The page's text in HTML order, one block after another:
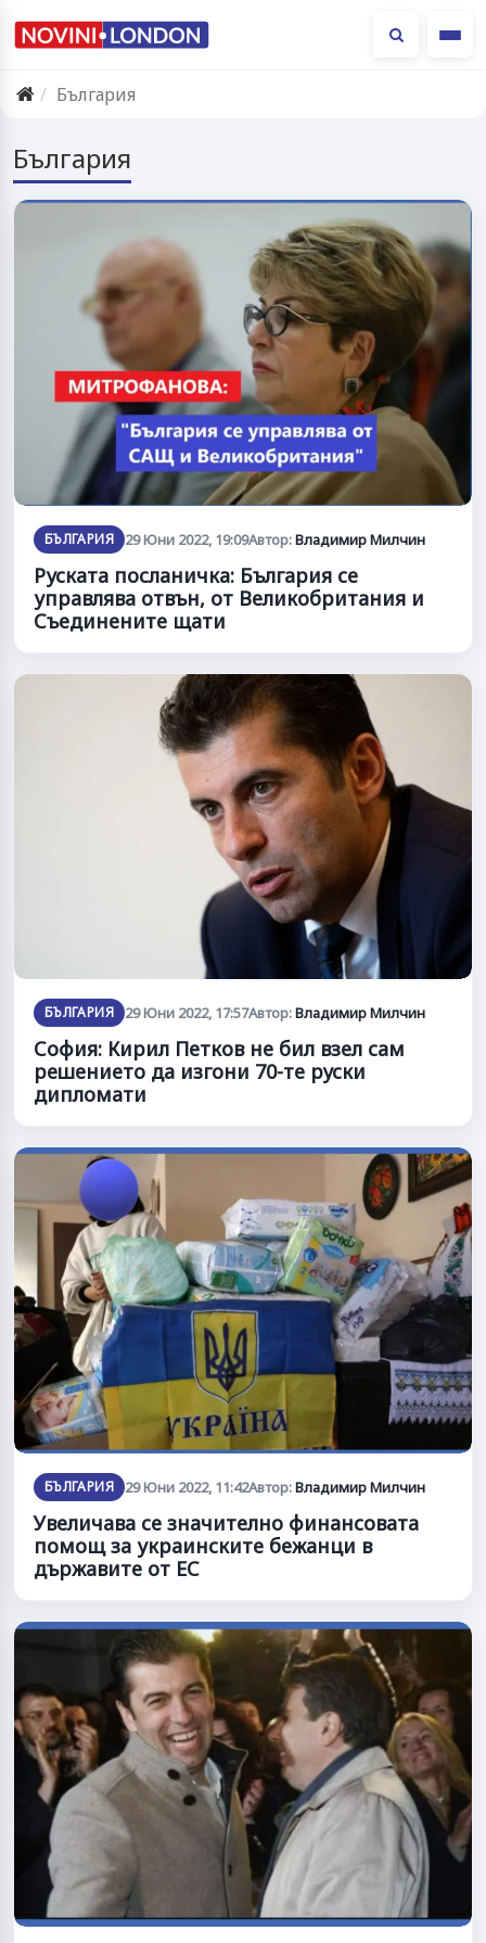
България
България
БЪЛГАРИЯ 29 Юни 2022, 19:09Автор:Владимир Милчин
Руската посланичка: България се
управлява отвън, от Великобритания и
Съединените щати
БЪЛГАРИЯ 29 Юни 2022, 17:57Автор:Владимир Милчин
София: Кирил Петков не бил взел сам
решението да изгони 70-те руски
дипломати
БЪЛГАРИЯ 29 Юни 2022, 11:42Автор:Владимир Милчин
Увеличава се значително финансовата
помощ за украинските бежанци в
държавите от ЕС